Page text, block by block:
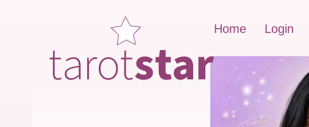
Home Login